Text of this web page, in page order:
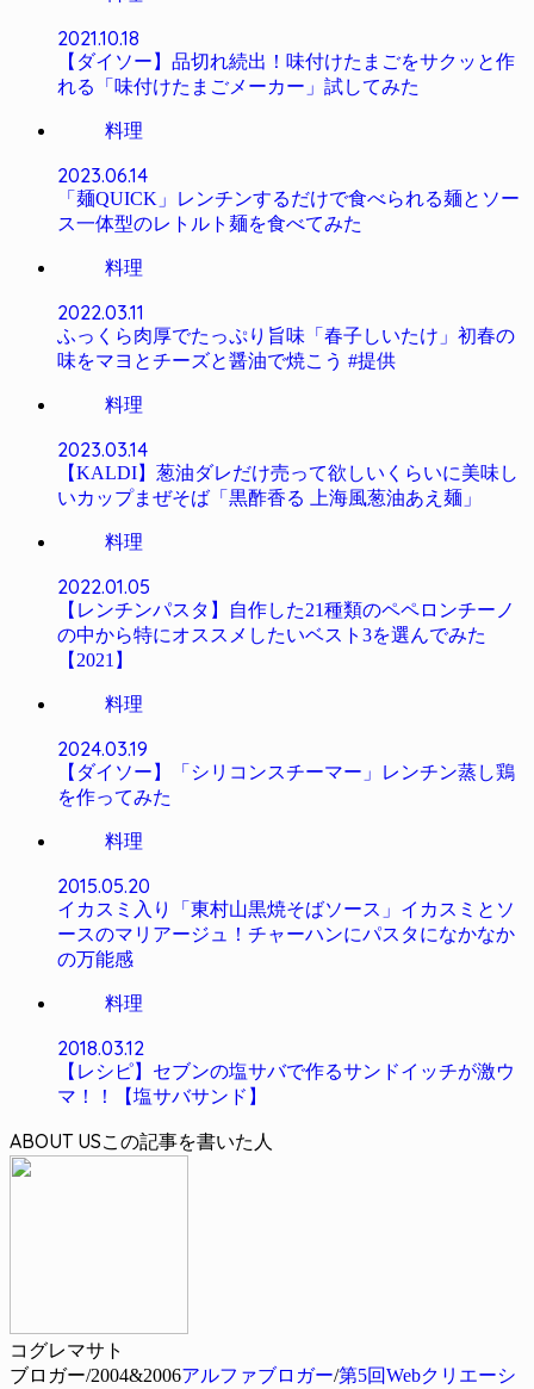
2021.10.18
【ダイソー】品切れ続出！味付けたまごをサクッと作
れる「味付けたまごメーカー」試してみた
料理
2023.06.14
「麺QUICK」レンチンするだけで食べられる麺とソー
ス一体型のレトルト麺を食べてみた
料理
2022.03.11
ふっくら肉厚でたっぷり旨味「春子しいたけ」初春の
味をマヨとチーズと醤油で焼こう #提供
料理
2023.03.14
【KALDI】葱油ダレだけ売って欲しいくらいに美味し
いカップまぜそば「黒酢香る 上海風葱油あえ麺」
料理
2022.01.05
【レンチンパスタ】自作した21種類のペペロンチーノ
の中から特にオススメしたいベスト3を選んでみた
【2021】
料理
2024.03.19
【ダイソー】「シリコンスチーマー」レンチン蒸し鶏
を作ってみた
料理
2015.05.20
イカスミ入り「東村山黒焼そばソース」イカスミとソ
ースのマリアージュ！チャーハンにパスタになかなか
の万能感
料理
2018.03.12
【レシピ】セブンの塩サバで作るサンドイッチが激ウ
マ！！【塩サバサンド】
ABOUT US
コグレマサト
ブロガー/2004&2006アルファブロガー/第5回Webクリエーシ